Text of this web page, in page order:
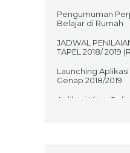
Pengumuman
Belajar di Rumah
JADWAL
TAPEL 2018/ 2019
Launching
Genap 2018/2019
Aplikasi Ujian